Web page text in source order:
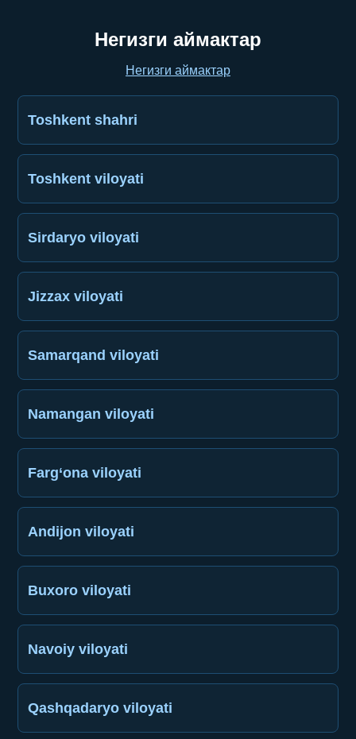
Негизги аймактар
Негизги аймактар
Toshkent shahri
Toshkent viloyati
Sirdaryo viloyati
Jizzax viloyati
Samarqand viloyati
Namangan viloyati
Farg‘ona viloyati
Andijon viloyati
Buxoro viloyati
Navoiy viloyati
Qashqadaryo viloyati